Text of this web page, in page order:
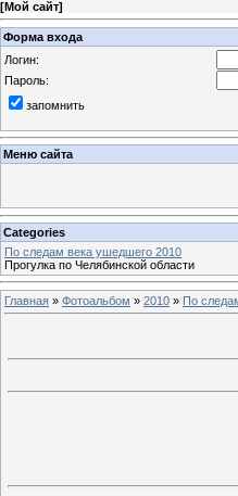
[Мой сайт]
Форма входа
Логин:
Пароль:
запомнить
Меню сайта
Categories
По следам века ушедшего 2010
Прогулка по Челябинской области
Главная » Фотоальбом » 2010 » По